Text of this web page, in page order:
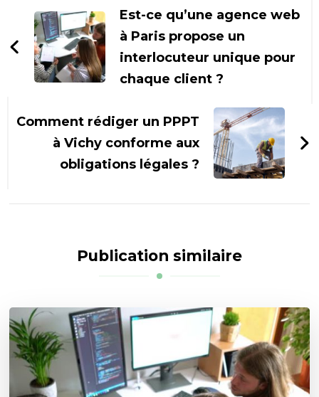
d'article
Est-ce qu’une agence web
à Paris propose un
interlocuteur unique pour
chaque client ?
Comment rédiger un PPPT
à Vichy conforme aux
obligations légales ?
Publication similaire